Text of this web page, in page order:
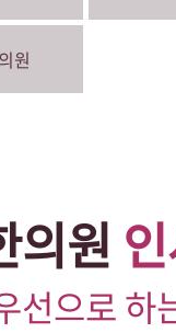
원
의원
선으로 하